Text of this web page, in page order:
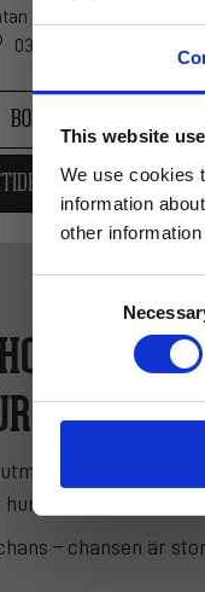
This website
We use cookies
information
other
78, 41308 Göteborg
031-3331515
BOKA NU
& MENYER
I
I
att sålla
– chansen är